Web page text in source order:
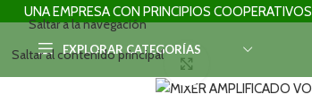
Saltar a la navegación
Saltar al contenido principal
UNA EMPRESA CON PRINCIPIOS COOPERATIVOS
EXPLORAR CATEGORÍAS